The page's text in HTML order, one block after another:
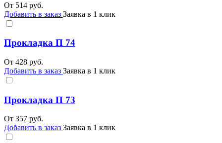
От 514 руб.
Добавить в заказ Заявка в 1 клик
Прокладка П 74
От 428 руб.
Добавить в заказ Заявка в 1 клик
Прокладка П 73
От 357 руб.
Добавить в заказ Заявка в 1 клик